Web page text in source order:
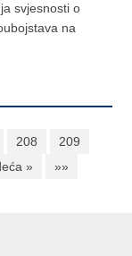
svjesnosti o
na
208
209
» »»